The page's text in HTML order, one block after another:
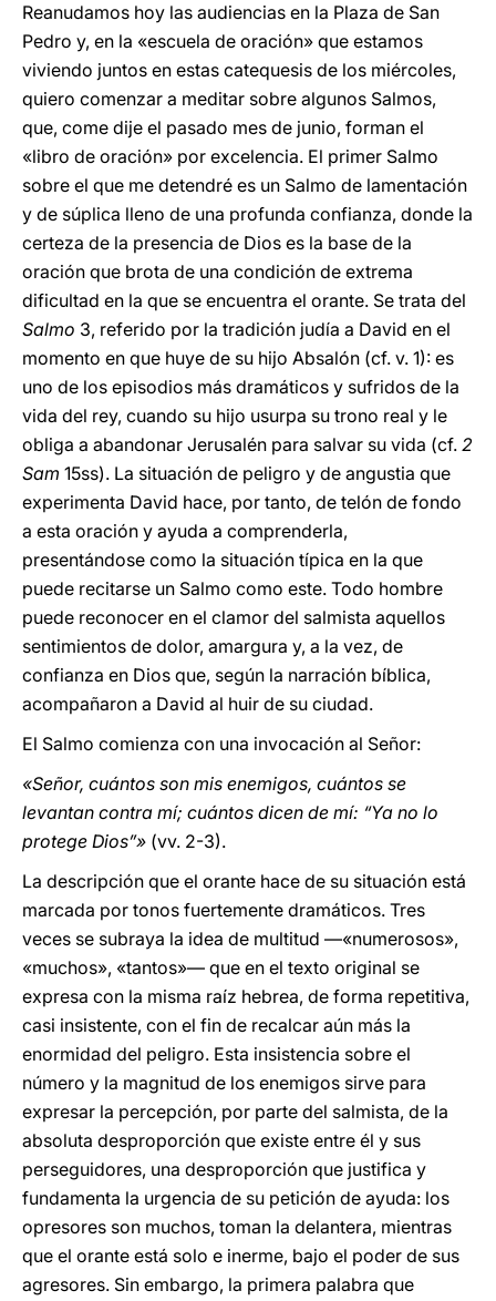
Reanudamos hoy las audiencias en la Plaza de San
Pedro y, en la «escuela de oración» que estamos
viviendo juntos en estas catequesis de los miércoles,
quiero comenzar a meditar sobre algunos Salmos,
que, come dije el pasado mes de junio, forman el
«libro de oración» por excelencia. El primer Salmo
sobre el que me detendré es un Salmo de lamentación
y de súplica lleno de una profunda confianza, donde la
certeza de la presencia de Dios es la base de la
oración que brota de una condición de extrema
dificultad en la que se encuentra el orante. Se trata del
Salmo 3, referido por la tradición judía a David en el
momento en que huye de su hijo Absalón (cf. v. 1): es
uno de los episodios más dramáticos y sufridos de la
vida del rey, cuando su hijo usurpa su trono real y le
obliga a abandonar Jerusalén para salvar su vida (cf. 2
Sam 15ss). La situación de peligro y de angustia que
experimenta David hace, por tanto, de telón de fondo
a esta oración y ayuda a comprenderla,
presentándose como la situación típica en la que
puede recitarse un Salmo como este. Todo hombre
puede reconocer en el clamor del salmista aquellos
sentimientos de dolor, amargura y, a la vez, de
confianza en Dios que, según la narración bíblica,
acompañaron a David al huir de su ciudad.
El Salmo comienza con una invocación al Señor:
«Señor, cuántos son mis enemigos, cuántos se
levantan contra mí; cuántos dicen de mí: “Ya no lo
protege Dios”» (vv. 2-3).
La descripción que el orante hace de su situación está
marcada por tonos fuertemente dramáticos. Tres
veces se subraya la idea de multitud —«numerosos»,
«muchos», «tantos»— que en el texto original se
expresa con la misma raíz hebrea, de forma repetitiva,
casi insistente, con el fin de recalcar aún más la
enormidad del peligro. Esta insistencia sobre el
número y la magnitud de los enemigos sirve para
expresar la percepción, por parte del salmista, de la
absoluta desproporción que existe entre él y sus
perseguidores, una desproporción que justifica y
fundamenta la urgencia de su petición de ayuda: los
opresores son muchos, toman la delantera, mientras
que el orante está solo e inerme, bajo el poder de sus
agresores. Sin embargo, la primera palabra que